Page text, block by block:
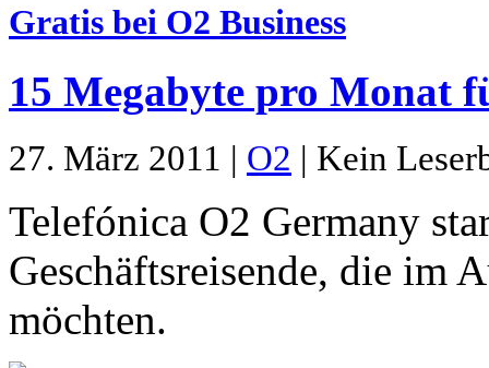
Gratis bei O2 Business
15 Megabyte pro Monat
27. März 2011 | O2 | Kein
Telefónica O2 Germany
Geschäftsreisende, die im
möchten.